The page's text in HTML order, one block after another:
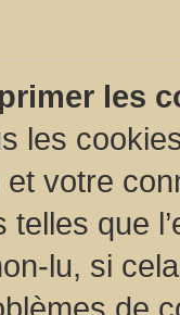
les
les
votre
telles que
lu, si